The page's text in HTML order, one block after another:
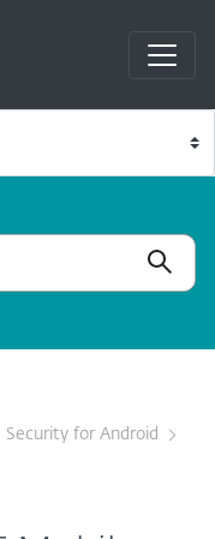
Security for Android